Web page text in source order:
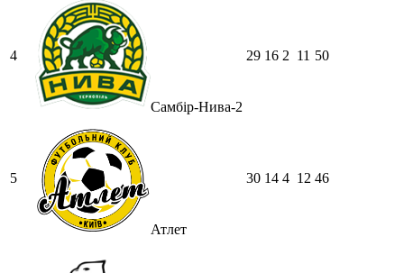
4
Самбір-Нива-2
29 16 2 11 50
5
Атлет
30 14 4 12 46